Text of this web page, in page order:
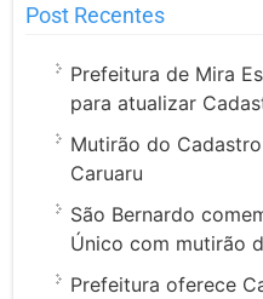
Post Recentes
Prefeitura de Mira
para atualizar
Mutirão do
Caruaru
São Bernardo
Único com mutirão
Prefeitura oferece